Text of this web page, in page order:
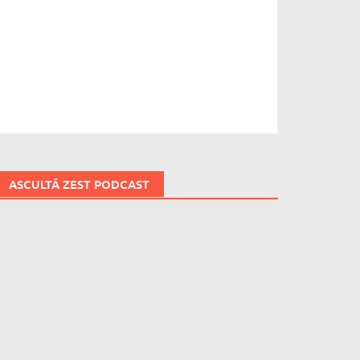
ASCULTĂ ZEST PODCAST